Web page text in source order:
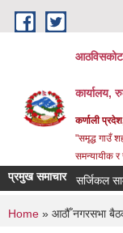
Skip to main content
आठविसकोट
कार्यालय,
कर्णाली
"समृद्ध गाउँ
समन्यायीक
प्रमुख समाचारसर्जिकल सामानको
You are
Home » आठौँ नगरसभा